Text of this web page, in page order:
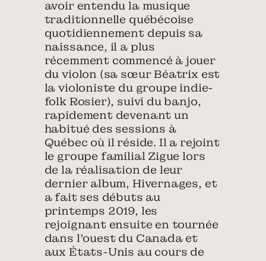
avoir entendu la musique
traditionnelle québécoise
quotidiennement depuis sa
naissance, il a plus
récemment commencé à jouer
du violon (sa sœur Béatrix est
la violoniste du groupe indie-
folk Rosier), suivi du banjo,
rapidement devenant un
habitué des sessions à
Québec où il réside. Il a rejoint
le groupe familial Zigue lors
de la réalisation de leur
dernier album, Hivernages, et
a fait ses débuts au
printemps 2019, les
rejoignant ensuite en tournée
dans l’ouest du Canada et
aux États-Unis au cours de